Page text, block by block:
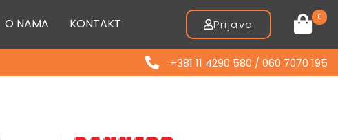
O NAMA KONTAKT Prijava 0
+381 11 4290 580 / 060 7070 195